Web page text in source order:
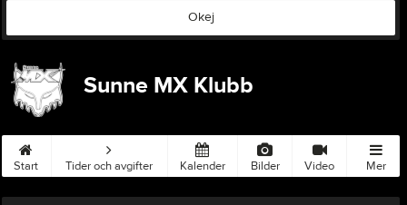
Okej
Sunne MX Klubb
Start Tider och avgifter Kalender Bilder Video Mer